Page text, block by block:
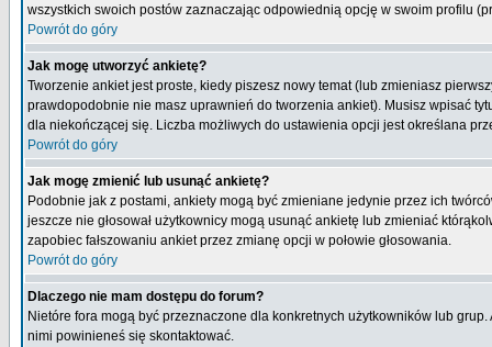
wszystkich swoich postów zaznaczając odpowiednią opcję w swoim profilu
Powrót do góry
Jak mogę utworzyć ankietę?
Tworzenie ankiet jest proste, kiedy piszesz nowy temat (lub zmieniasz
prawdopodobnie nie masz uprawnień do tworzenia ankiet). Musisz wpisać
dla niekończącej się. Liczba możliwych do ustawienia opcji jest określana
Powrót do góry
Jak mogę zmienić lub usunąć ankietę?
Podobnie jak z postami, ankiety mogą być zmieniane jedynie przez ich
jeszcze nie głosował użytkownicy mogą usunąć ankietę lub zmieniać
zapobiec fałszowaniu ankiet przez zmianę opcji w połowie głosowania.
Powrót do góry
Dlaczego nie mam dostępu do forum?
Nietóre fora mogą być przeznaczone dla konkretnych użytkowników lub
nimi powinieneś się skontaktować.